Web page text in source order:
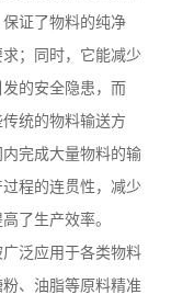
证了物料的纯净
；同时，它能减少
的安全隐患，而
统的物料输送方
完成大量物料的输
程的连贯性，减少
了生产效率。
泛应用于各类物料
、油脂等原料精准